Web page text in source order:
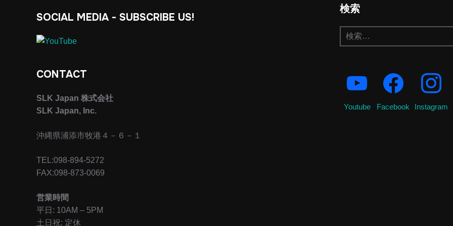
SOCIAL MEDIA - SUBSCRIBE US!
CONTACT
SLK Japan 株式会社
SLK Japan, Inc.
沖縄県浦添市牧港４－６－１
TEL:098-894-5272
FAX:098-873-0069
営業時間
平日: 10AM – 5PM
土日祝: 定休
検索
検
索:
Youtube Facebook Instagram